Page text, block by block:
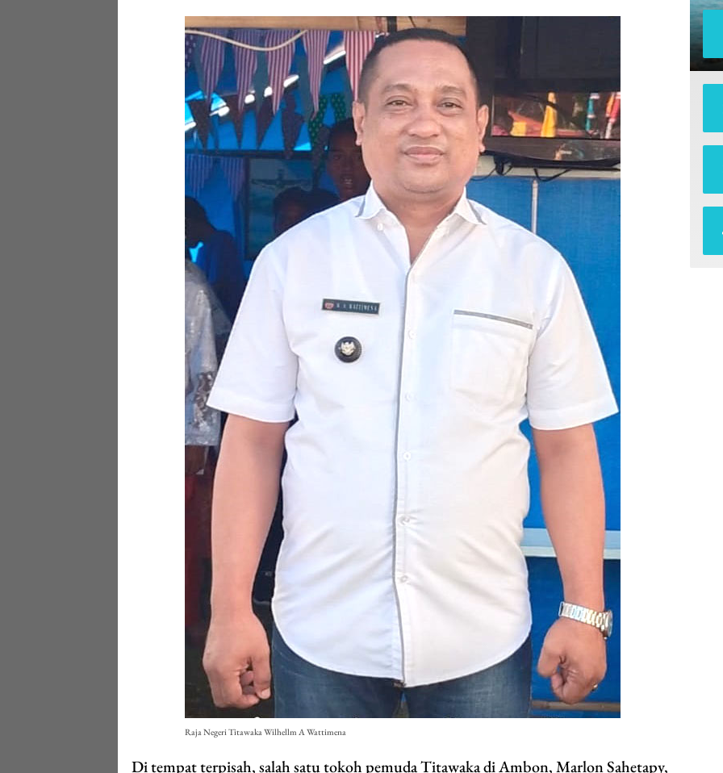
Raja Negeri Titawaka Wilhellm A Wattimena
Di tempat terpisah, salah satu tokoh pemuda Titawaka di Ambon, Marlon Sahetapy,